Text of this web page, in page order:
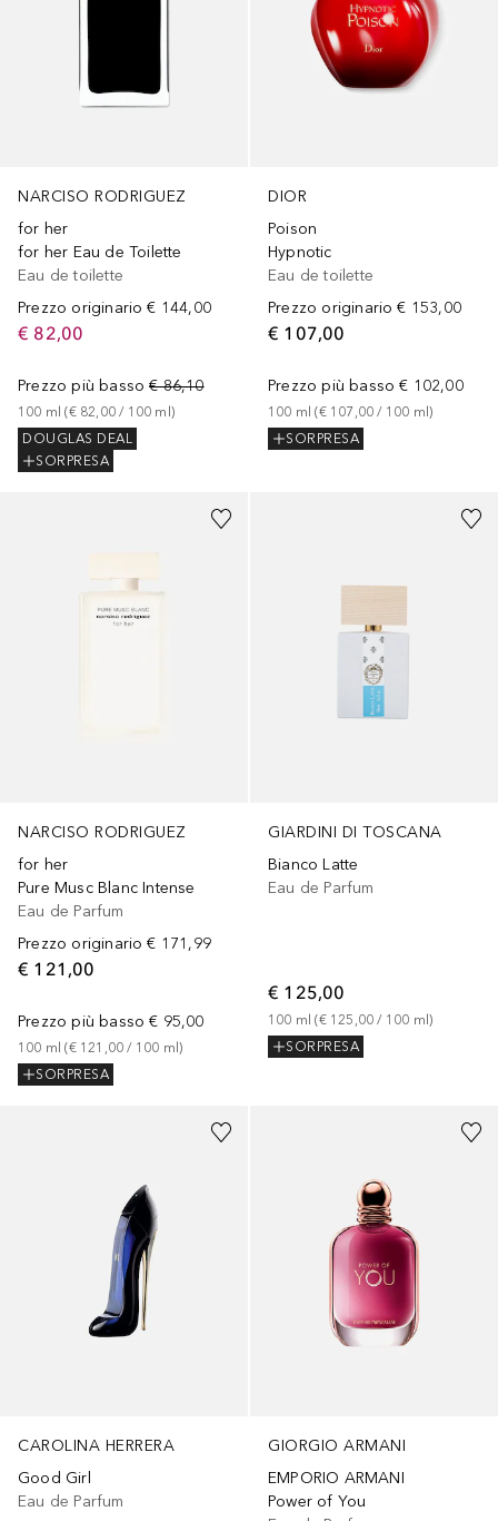
NARCISO RODRIGUEZ
for her
for her Eau de Toilette
Eau de toilette
Prezzo originario € 144,00
€ 82,00
Prezzo più basso € 86,10
100 ml (€ 82,00 / 100 ml )
DOUGLAS DEAL
SORPRESA
DIOR
Poison
Hypnotic
Eau de toilette
Prezzo originario € 153,00
€ 107,00
Prezzo più basso € 102,00
100 ml (€ 107,00 / 100 ml)
SORPRESA
NARCISO RODRIGUEZ
for her
Pure Musc Blanc Intense
Eau de Parfum
Prezzo originario € 171,99
€ 121,00
Prezzo più basso € 95,00
100 ml (€ 121,00 / 100 ml)
SORPRESA
GIARDINI DI TOSCANA
Bianco Latte
Eau de Parfum
€ 125,00
100 ml (€ 125,00 / 100 ml)
SORPRESA
CAROLINA HERRERA
Good Girl
Eau de Parfum
GIORGIO ARMANI
EMPORIO ARMANI
Power of You